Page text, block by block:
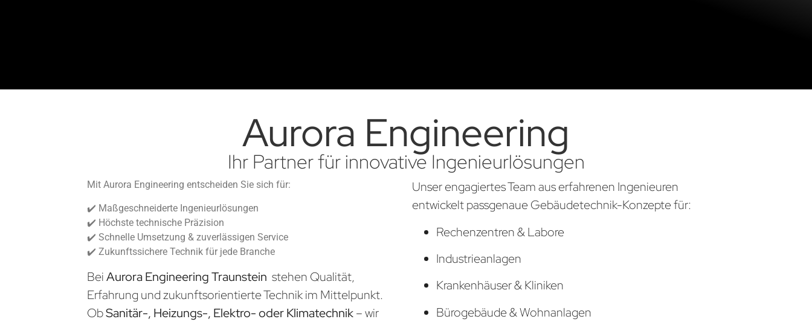
Aurora Engineering
Ihr Partner für innovative Ingenieurlösungen
Mit Aurora Engineering entscheiden Sie sich für:
✔️ Maßgeschneiderte Ingenieurlösungen
✔️ Höchste technische Präzision
✔️ Schnelle Umsetzung & zuverlässigen Service
✔️ Zukunftssichere Technik für jede Branche
BeiAurora Engineering Traunstein stehen Qualität,
Erfahrung und zukunftsorientierte Technik im Mittelpunkt.
ObSanitär-, Heizungs-, Elektro- oder Klimatechnik– wir
Unser engagiertes Team aus erfahrenen Ingenieuren
entwickelt passgenaue Gebäudetechnik-Konzepte für:
Rechenzentren & Labore
Industrieanlagen
Krankenhäuser & Kliniken
Bürogebäude & Wohnanlagen